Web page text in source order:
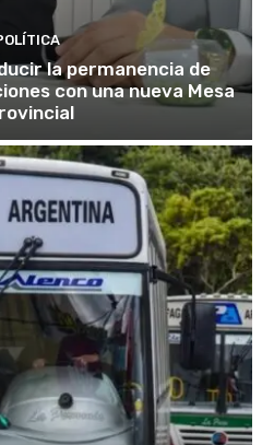
la permanencia de
con una nueva Mesa